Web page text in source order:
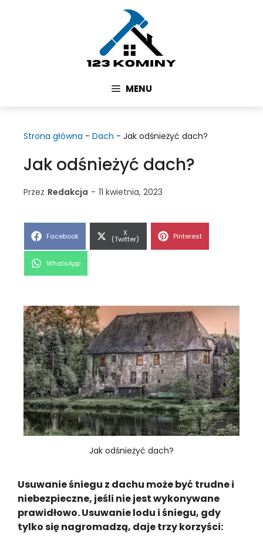
MENU
Strona główna - Dach - Jak odśnieżyć dach?
Jak odśnieżyć dach?
Przez Redakcja - 11 kwietnia, 2023
Share
Facebook Share
on
X
(Twitter) Share
Pinterest
Share
WhatsApp
Jak odśnieżyć dach?
Usuwanie śniegu z dachu może być trudne i
niebezpieczne, jeśli nie jest wykonywane
prawidłowo. Usuwanie lodu i śniegu, gdy
tylko się nagromadzą, daje trzy korzyści: